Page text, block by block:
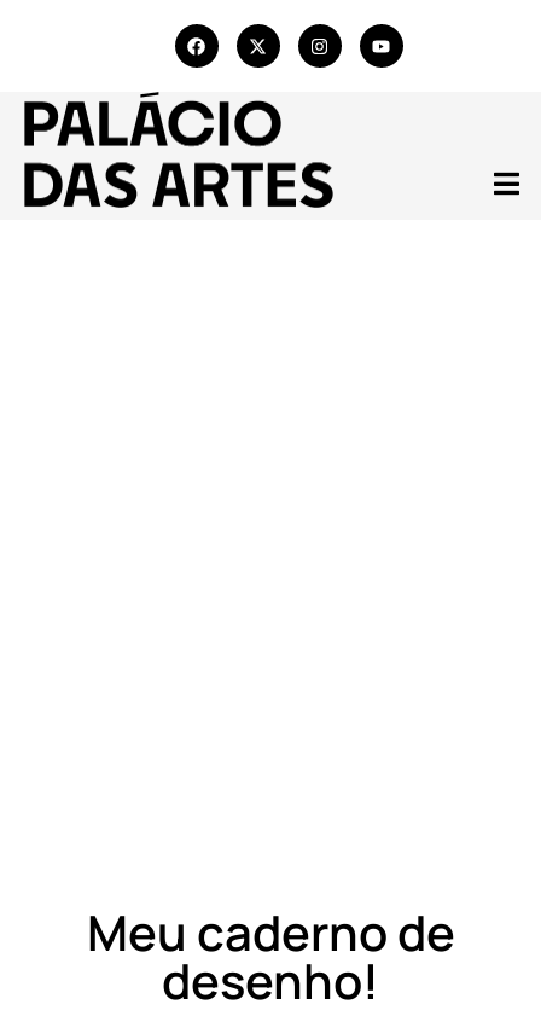
Meu caderno de
desenho!